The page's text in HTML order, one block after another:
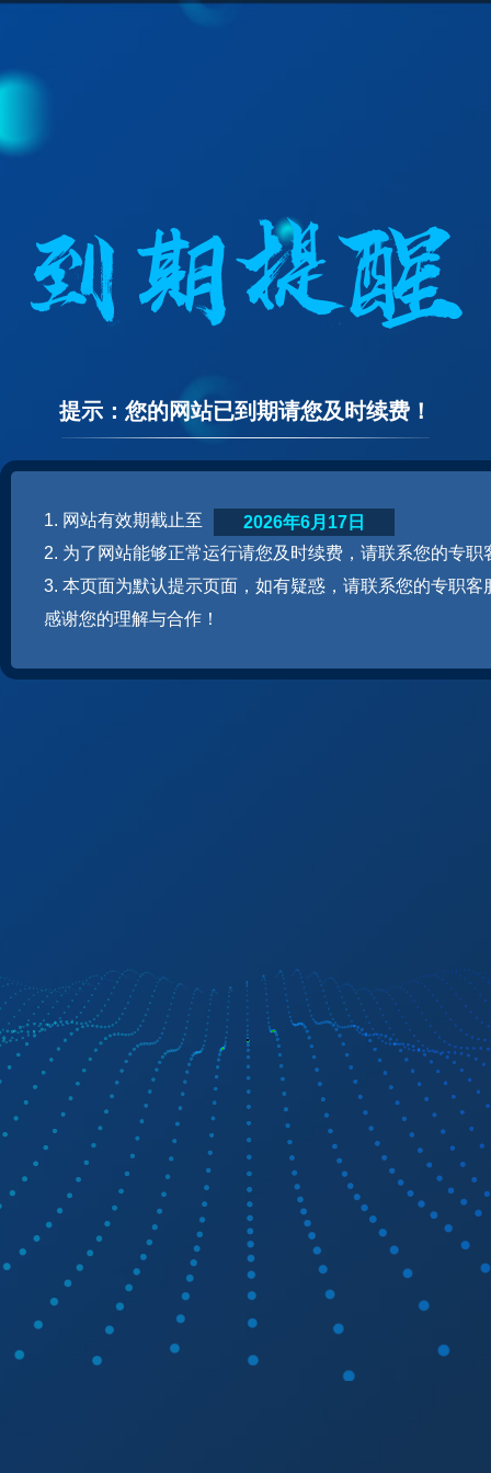
提示：您的网站已到期请您及时续费！
1. 网站有效期截止至
2. 为了网站能够正常运行请您及时续费，请联系您的专职
3. 本页面为默认提示页面，如有疑惑，请联系您的专职客
感谢您的理解与合作！
2026年6月17日